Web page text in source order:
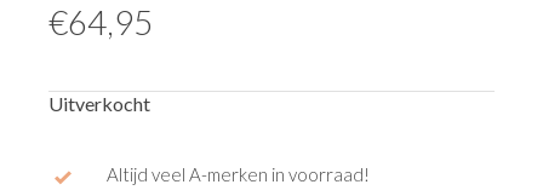
€64,95
Uitverkocht
Altijd veel A-merken in voorraad!